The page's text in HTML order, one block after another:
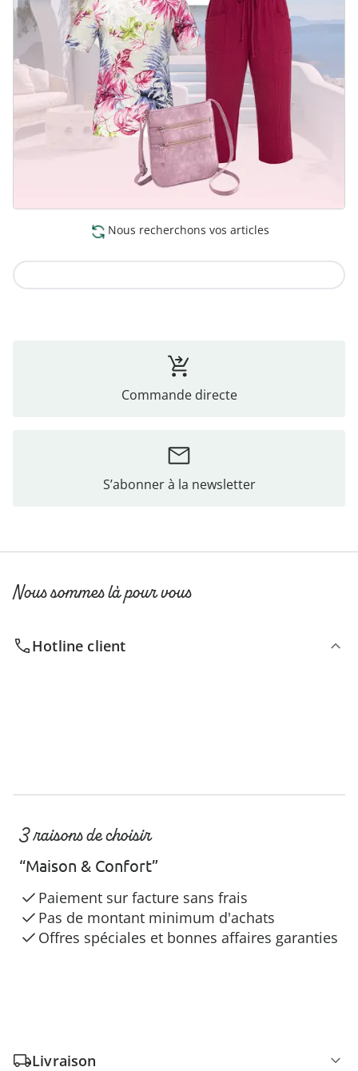
Nous recherchons vos articles
Commande directe
S’abonner à la newsletter
Nous sommes là pour vous
Hotline client
3 raisons de choisir
“Maison & Confort”
Paiement sur facture sans frais
Pas de montant minimum d'achats
Offres spéciales et bonnes affaires garanties
Livraison